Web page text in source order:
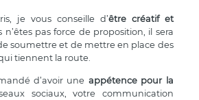
je vous conseille d’être créatif et
n’êtes pas force de proposition, il sera
soumettre et de mettre en place des
tiennent la route.
d’avoir une appétence pour la
sociaux, votre communication